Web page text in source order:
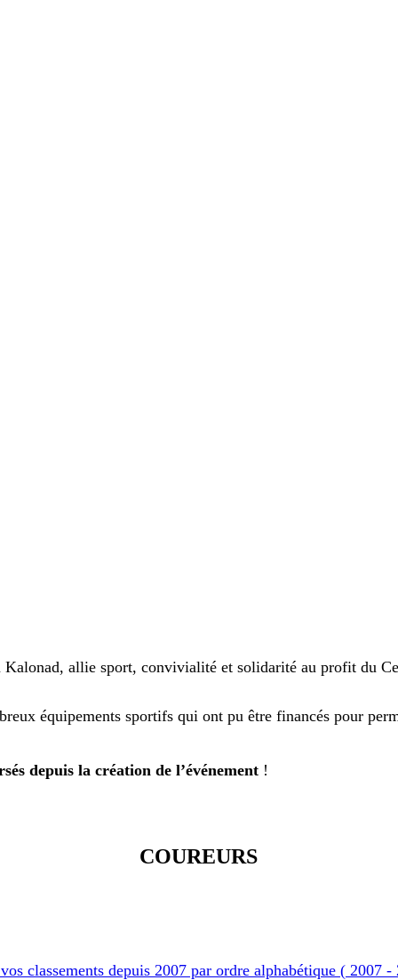
allie sport, convivialité et solidarité au profit du
équipements sportifs qui ont pu être financés pour
depuis la création de l’événement !
COUREURS
classements depuis 2007 par ordre alphabétique ( 2007 -